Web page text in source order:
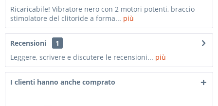
Ricaricabile! Vibratore nero con 2 motori potenti, braccio
stimolatore del clitoride a forma... più
Recensioni
1
Leggere, scrivere e discutere le recensioni... più
I clienti hanno anche comprato